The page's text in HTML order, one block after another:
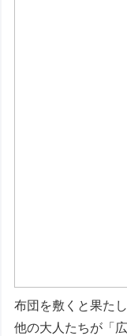
布団を敷くと果たし
他の大人たちが「